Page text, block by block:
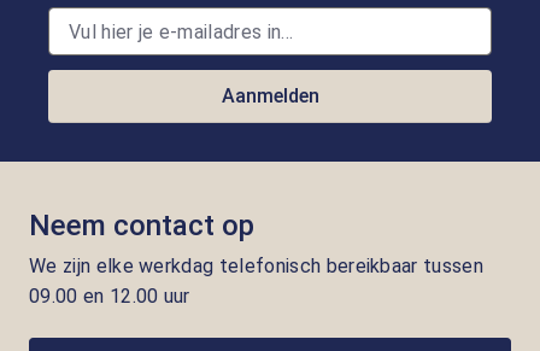
Aanmelden
Neem contact op
We zijn elke werkdag telefonisch bereikbaar tussen
09.00 en 12.00 uur